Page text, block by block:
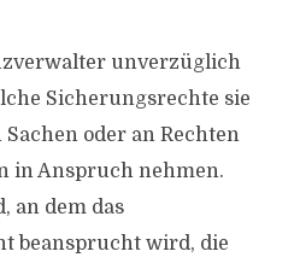
unverzüglich
Sicherungsrechte sie
oder an Rechten
in Anspruch nehmen.
an dem das
beansprucht wird, die